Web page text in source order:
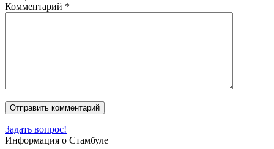
Комментарий *
Задать вопрос!
Информация о Стамбуле